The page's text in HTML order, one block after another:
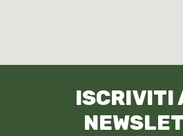
ISCRIVITI